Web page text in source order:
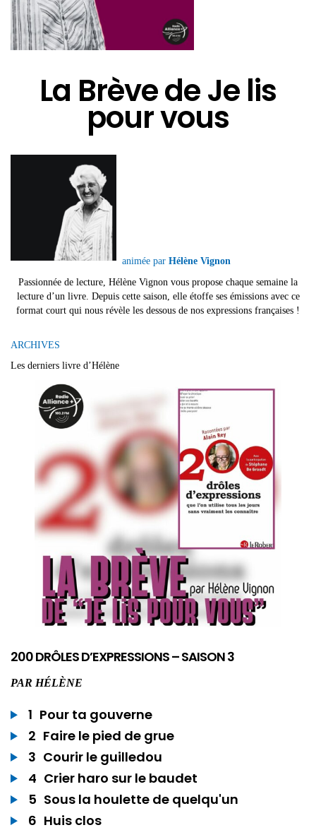
La Brève de Je lis
pour vous
animée par Hélène Vignon
Passionnée de lecture, Hélène Vignon vous propose chaque semaine la
lecture d’un livre. Depuis cette saison, elle étoffe ses émissions avec ce
format court qui nous révèle les dessous de nos expressions françaises !
ARCHIVES
Les derniers livre d’Hélène
200 DRÔLES D’EXPRESSIONS – SAISON 3
PAR HÉLÈNE
1 Pour ta gouverne
2 Faire le pied de grue
3 Courir le guilledou
4 Crier haro sur le baudet
5 Sous la houlette de quelqu'un
6 Huis clos